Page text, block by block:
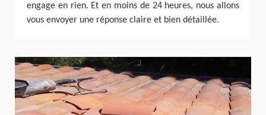
engage en rien. Et en moins de 24 heures, nous allons
vous envoyer une réponse claire et bien détaillée.